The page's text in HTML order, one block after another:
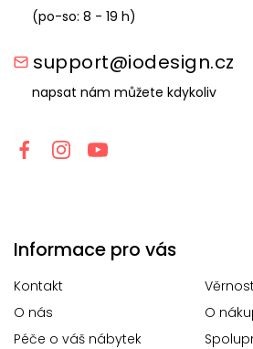
(po-so: 8 - 19 h)
support@iodesign.cz
napsat nám můžete kdykoliv
Informace pro vás
Kontakt
O nás
O
Péče o váš nábytek